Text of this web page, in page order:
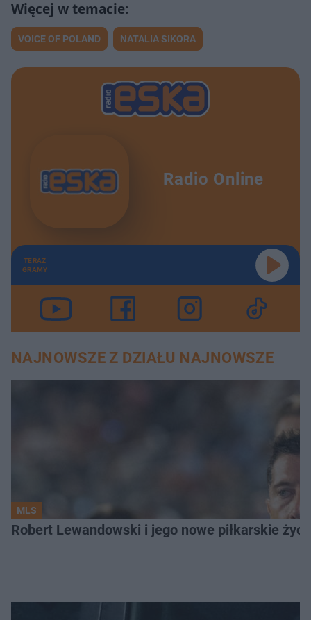
VOICE OF POLAND NATALIA SIKORA
Radio Online
TERAZ
GRAMY
NAJNOWSZE Z DZIAŁU NAJNOWSZE
MLS
Robert Lewandowski i jego nowe piłkarskie